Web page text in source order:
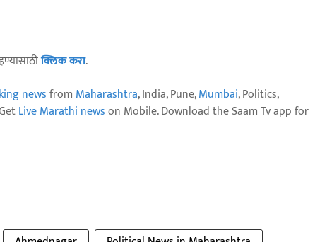
क्लिक करा.
newsfrom Maharashtra, India, Pune,Mumbai, Politics,
Live Marathi newson Mobile. Download the Saam Tv app for